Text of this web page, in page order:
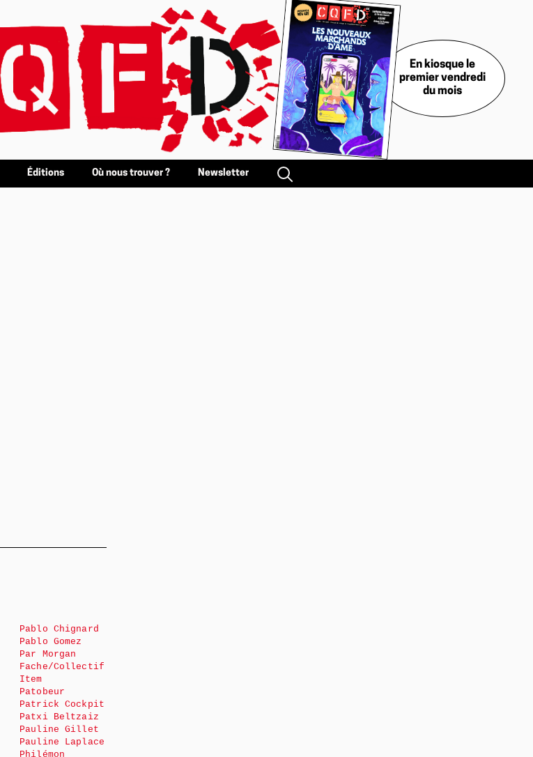
En kiosque le
premier vendredi
du mois
Éditions Où nous trouver ? Newsletter
Pablo Chignard
Pablo Gomez
Par Morgan
Fache/Collectif
Item
Patobeur
Patrick Cockpit
Patxi Beltzaiz
Pauline Gillet
Pauline Laplace
Philémon